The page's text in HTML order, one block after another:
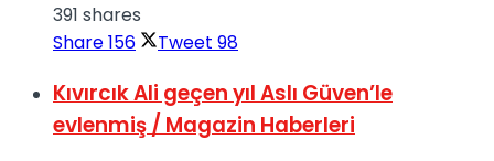
391 shares
Share156 Tweet 98
Kıvırcık Ali geçen yıl Aslı Güven’le
evlenmiş / Magazin Haberleri